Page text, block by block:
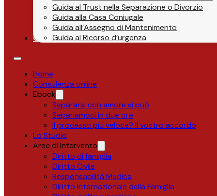
Guida al Trust nella Separazione o Divorzio
Guida alla Casa Coniugale
Guida all’Assegno di Mantenimento
Guida al Ricorso d’urgenza
Contatti
Home
Consulenza online
Ebook
Separarsi con amore si può
Separiamoci in due ore
Il processo più veloce? Il vostro accordo
Lo Studio
Aree di Intervento
Diritto di famiglia
Diritto Civile
Responsabilità Medica
Diritto Internazionale della Famiglia